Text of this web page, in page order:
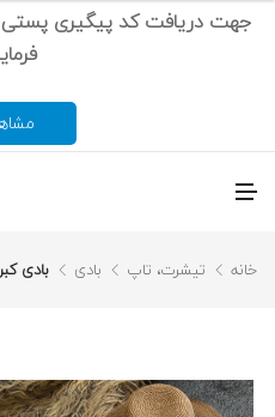
جهت دریافت کد پیگیری پستی
خانه تیشرت، تاپ بادی بادی